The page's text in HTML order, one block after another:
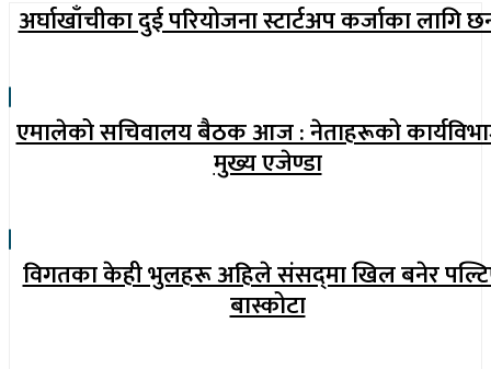
अर्घाखाँचीका दुई परियोजना स्टार्टअप कर्जाका लागि
एमालेको सचिवालय बैठक आज : नेताहरूको
मुख्य एजेण्डा
विगतका केही भुलहरू अहिले संसद्‍मा खिल बनेर
बास्कोटा